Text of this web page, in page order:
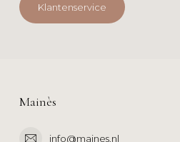
Klantenservice
Mainès
info@maines.nl